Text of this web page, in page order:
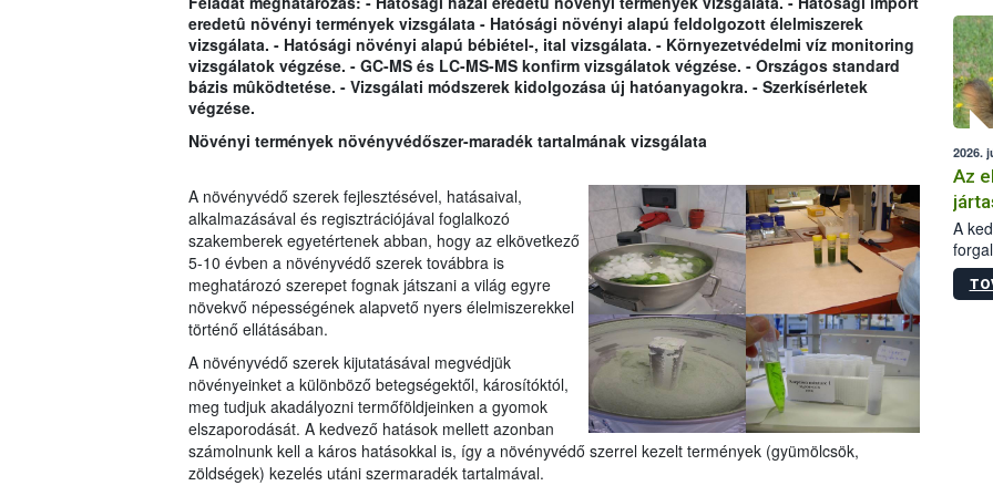
eredetû növényi termények vizsgálata - Hatósági növényi alapú feldolgozott élelmiszerek
vizsgálata. - Hatósági növényi alapú bébiétel-, ital vizsgálata. - Környezetvédelmi víz monitoring
vizsgálatok végzése. - GC-MS és LC-MS-MS konfirm vizsgálatok végzése. - Országos standard
bázis mûködtetése. - Vizsgálati módszerek kidolgozása új hatóanyagokra. - Szerkísérletek
végzése.
Növényi termények növényvédőszer-maradék tartalmának vizsgálata
A növényvédő szerek fejlesztésével, hatásaival,
alkalmazásával és regisztrációjával foglalkozó
szakemberek egyetértenek abban, hogy az elkövetkező
5-10 évben a növényvédő szerek továbbra is
meghatározó szerepet fognak játszani a világ egyre
növekvő népességének alapvető nyers élelmiszerekkel
történő ellátásában.
A növényvédő szerek kijutatásával megvédjük
növényeinket a különböző betegségektől, károsítóktól,
meg tudjuk akadályozni termőföldjeinken a gyomok
elszaporodását. A kedvező hatások mellett azonban
számolnunk kell a káros hatásokkal is, így a növényvédő szerrel kezelt termények (gyümölcsök,
zöldségek) kezelés utáni szermaradék tartalmával.
2026.
Az
A